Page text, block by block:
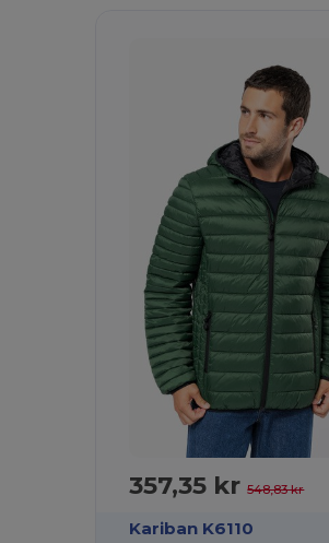
357,35 kr548,83 kr
Kariban K6110